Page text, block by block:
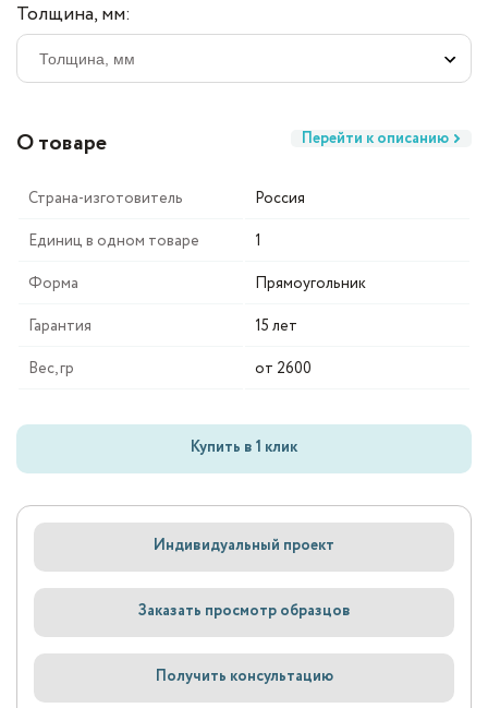
Толщина, мм:
О товаре Перейти к описанию
Страна-изготовитель
Россия
Единиц в одном товаре
1
Форма
Прямоугольник
Гарантия
15 лет
Вес, гр
от 2600
Купить в 1 клик
Индивидуальный проект
Заказать просмотр образцов
Получить консультацию